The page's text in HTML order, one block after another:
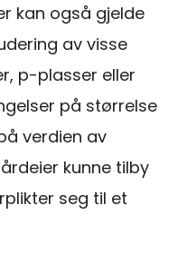
kan også gjelde
av visse
p-plasser eller
på størrelse
verdien av
kunne tilby
seg til et